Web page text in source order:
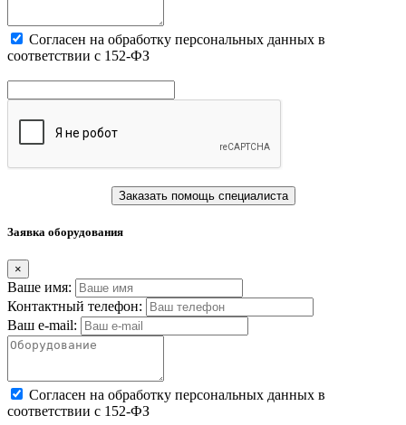
Cогласен на обработку персональных данных в
соответствии с 152-ФЗ
Заказать помощь специалиста
Заявка оборудования
×
Ваше имя:
Контактный телефон:
Ваш e-mail:
Cогласен на обработку персональных данных в
соответствии с 152-ФЗ